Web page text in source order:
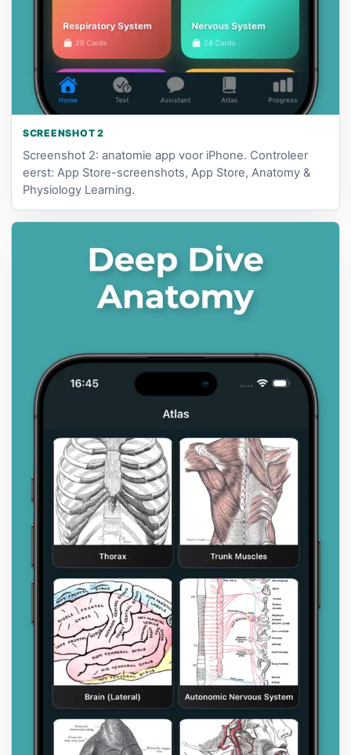
SCREENSHOT 2
Screenshot 2: anatomie app voor iPhone. Controleer
eerst: App Store-screenshots, App Store, Anatomy &
Physiology Learning.